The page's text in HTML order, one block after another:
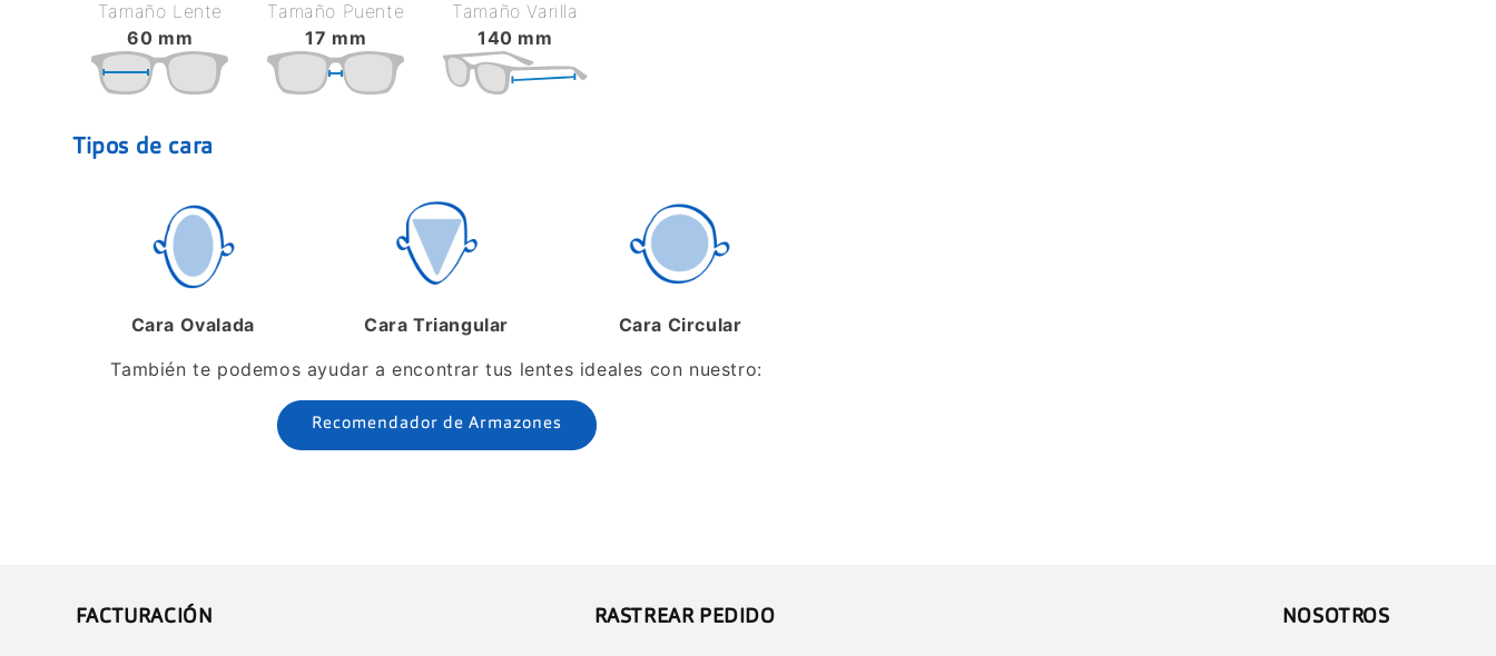
Tamaño Lente
60 mm
Tamaño Puente
17 mm
Tamaño Varilla
140 mm
Tipos de cara
Cara Ovalada Cara Triangular
Cara Circular
También te podemos ayudar a encontrar tus lentes ideales con nuestro:
Recomendador de Armazones
FACTURACIÓN RASTREAR PEDIDO NOSOTROS